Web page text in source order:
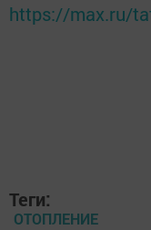
https://max.ru/
Теги:
ОТОПЛЕНИЕ